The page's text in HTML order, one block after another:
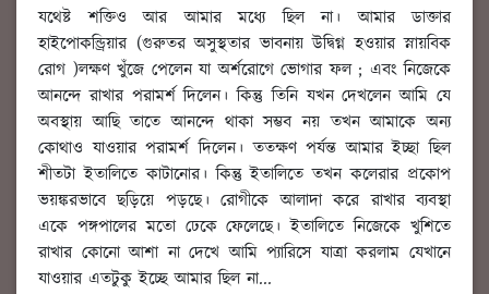
যথেষ্ট শক্তিও আর আমার মধ্যে ছিল না। আমার ডাক্তার
হাইপোকন্ড্রিয়ার (গুরুতর অসুস্থতার ভাবনায় উদ্বিগ্ন হওয়ার স্নায়বিক
রোগ )লক্ষণ খুঁজে পেলেন যা অর্শরোগে ভোগার ফল ; এবং নিজেকে
আনন্দে রাখার পরামর্শ দিলেন। কিন্তু তিনি যখন দেখলেন আমি যে
অবস্থায় আছি তাতে আনন্দে থাকা সম্ভব নয় তখন আমাকে অন্য
কোথাও যাওয়ার পরামর্শ দিলেন। ততক্ষণ পর্যন্ত আমার ইচ্ছা ছিল
শীতটা ইতালিতে কাটানোর। কিন্তু ইতালিতে তখন কলেরার প্রকোপ
ভয়ঙ্করভাবে ছড়িয়ে পড়ছে। রোগীকে আলাদা করে রাখার ব্যবস্থা
একে পঙ্গপালের মতো ঢেকে ফেলেছে। ইতালিতে নিজেকে খুশিতে
রাখার কোনো আশা না দেখে আমি প্যারিসে যাত্রা করলাম যেখানে
যাওয়ার এতটুকু ইচ্ছে আমার ছিল না...